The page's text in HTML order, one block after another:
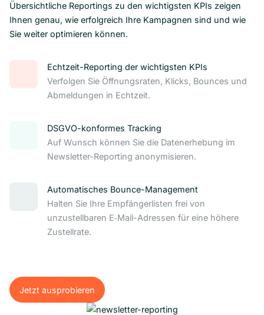
Übersichtliche Reportings zu den wichtigsten KPIs zeigen
Ihnen genau, wie erfolgreich Ihre Kampagnen sind und wie
Sie weiter optimieren können.
Echtzeit-Reporting der wichtigsten KPIs
Verfolgen Sie Öffnungsraten, Klicks, Bounces und
Abmeldungen in Echtzeit.
DSGVO-konformes Tracking
Auf Wunsch können Sie die Datenerhebung im
Newsletter-Reporting anonymisieren.
Automatisches Bounce-Management
Halten Sie Ihre Empfängerlisten frei von
unzustellbaren E‑Mail-Adressen für eine höhere
Zustellrate.
Jetzt ausprobieren
Jetzt ausprobieren